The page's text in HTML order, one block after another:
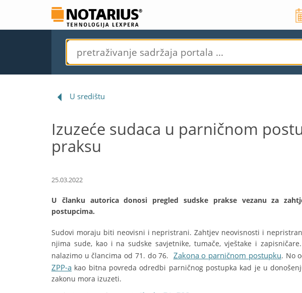
U središtu
Izuzeće sudaca u parničnom
praksu
25.03.2022
U članku autorica donosi pregled sudske prakse vezanu za
postupcima.
Sudovi moraju biti neovisni i nepristrani. Zahtjev neovisnosti i
njima sude, kao i na sudske savjetnike, tumače, vještake i
nalazimo u člancima od 71. do 76. Zakona o parničnom postupku. No
ZPP-a kao bitna povreda odredbi parničnog postupka kad je u
zakonu mora izuzeti.